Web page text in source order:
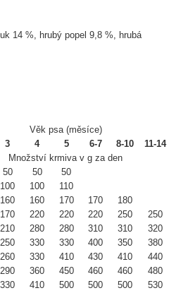
14 %, hrubý popel 9,8 %, hrubá
Věk psa (měsíce)
3 4 5 6-7 8-10
11-14
Množství krmiva v g za den
50 50
50
100 100
110
160 160 170 170
180
170 220 220 220 250
250
210 280 280 310 310
320
250 330 330 400 350
380
260 330 410 430 410
440
290 360 450 460 460
480
330 410 500 500 500
530